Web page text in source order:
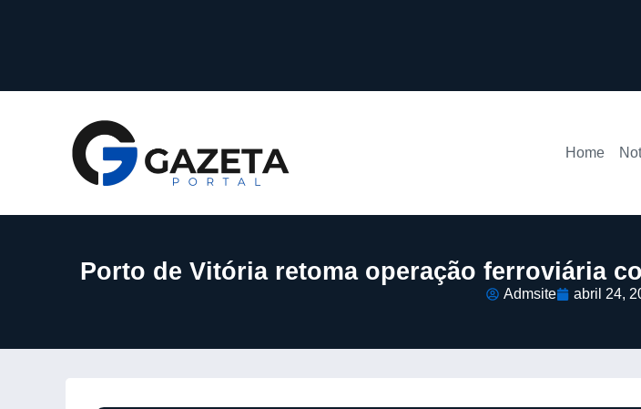
Home
Porto de Vitória retoma operação ferroviária
Admsite abril 24,